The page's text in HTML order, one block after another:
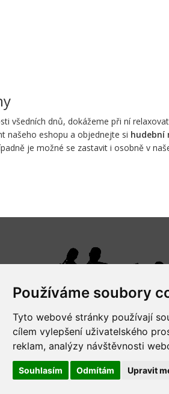
Používáme soubory
Tyto webové stránky používají
cílem vylepšení uživatelského
reklam, analýzy návštěvnosti
Souhlasím Odmítám Upravit
všedních dnů, dokážeme při ní
našeho eshopu a objednejte si hudební
je možné se zastavit i osobně v